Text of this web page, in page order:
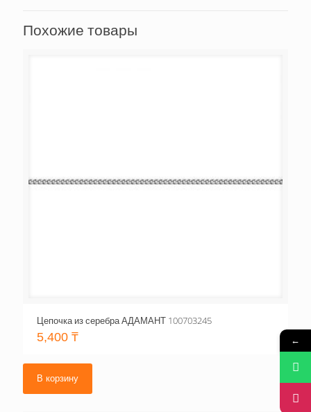
Похожие товары
Цепочка из серебра АДАМАНТ 100703245
5,400 ₸
В корзину
←